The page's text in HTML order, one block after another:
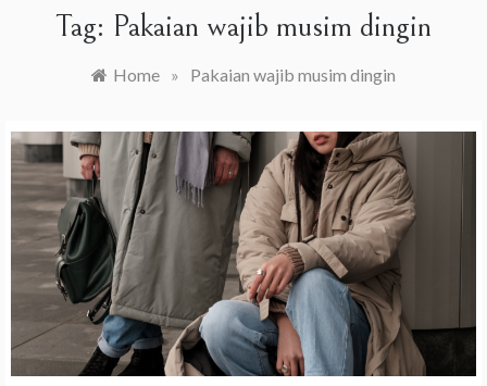
Tag: Pakaian wajib musim dingin
Home » Pakaian wajib musim dingin